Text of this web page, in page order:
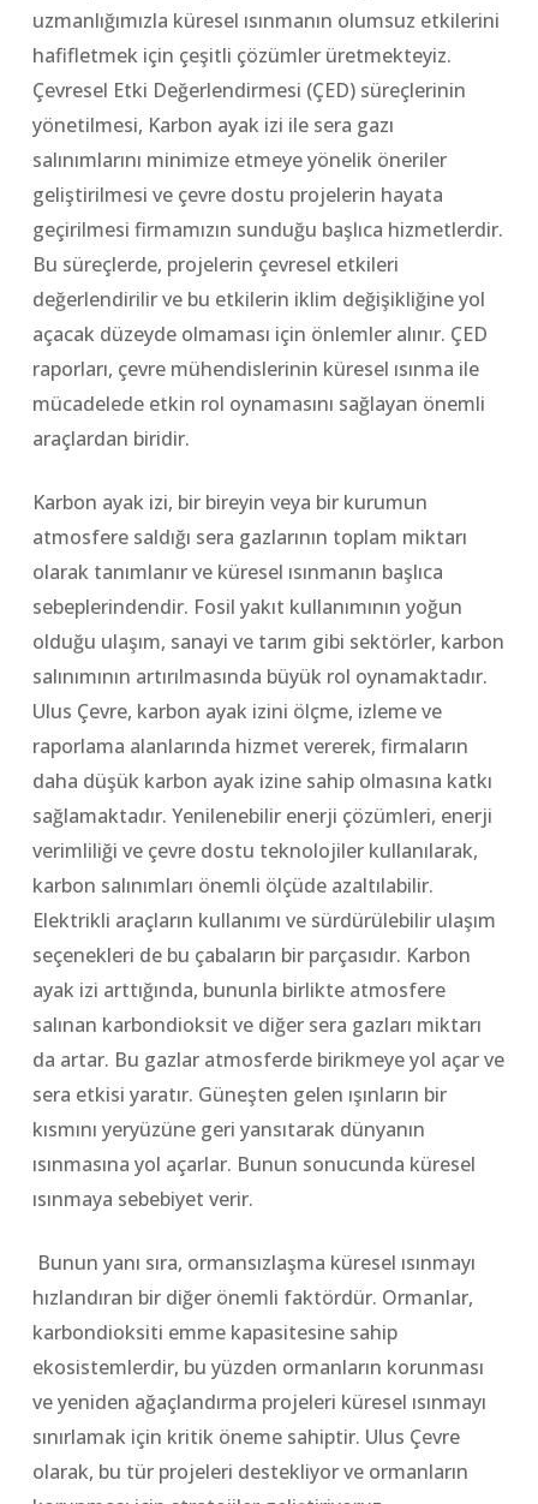
uzmanlığımızla küresel ısınmanın olumsuz etkilerini
hafifletmek için çeşitli çözümler üretmekteyiz.
Çevresel Etki Değerlendirmesi (ÇED) süreçlerinin
yönetilmesi, Karbon ayak izi ile sera gazı
salınımlarını minimize etmeye yönelik öneriler
geliştirilmesi ve çevre dostu projelerin hayata
geçirilmesi firmamızın sunduğu başlıca hizmetlerdir.
Bu süreçlerde, projelerin çevresel etkileri
değerlendirilir ve bu etkilerin iklim değişikliğine yol
açacak düzeyde olmaması için önlemler alınır. ÇED
raporları, çevre mühendislerinin küresel ısınma ile
mücadelede etkin rol oynamasını sağlayan önemli
araçlardan biridir.
Karbon ayak izi, bir bireyin veya bir kurumun
atmosfere saldığı sera gazlarının toplam miktarı
olarak tanımlanır ve küresel ısınmanın başlıca
sebeplerindendir. Fosil yakıt kullanımının yoğun
olduğu ulaşım, sanayi ve tarım gibi sektörler, karbon
salınımının artırılmasında büyük rol oynamaktadır.
Ulus Çevre, karbon ayak izini ölçme, izleme ve
raporlama alanlarında hizmet vererek, firmaların
daha düşük karbon ayak izine sahip olmasına katkı
sağlamaktadır. Yenilenebilir enerji çözümleri, enerji
verimliliği ve çevre dostu teknolojiler kullanılarak,
karbon salınımları önemli ölçüde azaltılabilir.
Elektrikli araçların kullanımı ve sürdürülebilir ulaşım
seçenekleri de bu çabaların bir parçasıdır. Karbon
ayak izi arttığında, bununla birlikte atmosfere
salınan karbondioksit ve diğer sera gazları miktarı
da artar. Bu gazlar atmosferde birikmeye yol açar ve
sera etkisi yaratır. Güneşten gelen ışınların bir
kısmını yeryüzüne geri yansıtarak dünyanın
ısınmasına yol açarlar. Bunun sonucunda küresel
ısınmaya sebebiyet verir.
Bunun yanı sıra, ormansızlaşma küresel ısınmayı
hızlandıran bir diğer önemli faktördür. Ormanlar,
karbondioksiti emme kapasitesine sahip
ekosistemlerdir, bu yüzden ormanların korunması
ve yeniden ağaçlandırma projeleri küresel ısınmayı
sınırlamak için kritik öneme sahiptir. Ulus Çevre
olarak, bu tür projeleri destekliyor ve ormanların